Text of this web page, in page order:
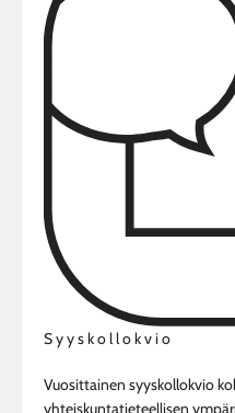
Syyskollokvio
Vuosittainen syyskollokvio
yhteiskuntatieteellisen